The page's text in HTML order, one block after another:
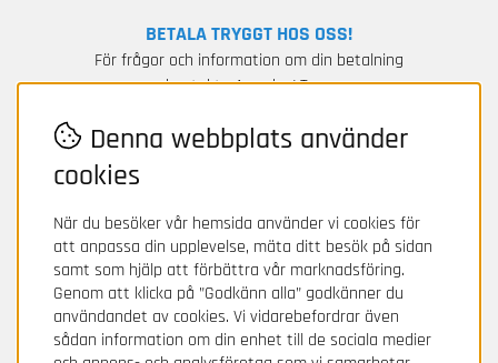
BETALA TRYGGT HOS OSS!
För frågor och information om din betalning
kontakta Avarda / Two.
Denna webbplats använder
cookies
När du besöker vår hemsida använder vi cookies för
att anpassa din upplevelse, mäta ditt besök på sidan
samt som hjälp att förbättra vår marknadsföring.
Genom att klicka på ”Godkänn alla” godkänner du
användandet av cookies. Vi vidarebefordrar även
sådan information om din enhet till de sociala medier